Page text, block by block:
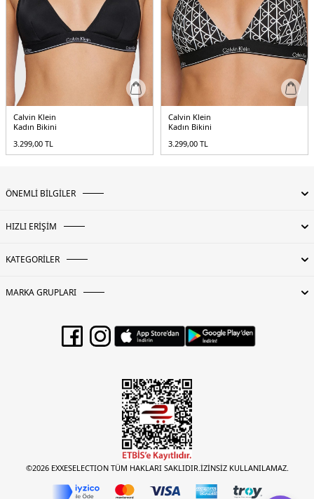
Calvin Klein
Kadın Bikini
3.299,00 TL
Calvin Klein
Kadın Bikini
3.299,00 TL
ÖNEMLİ BİLGİLER
HIZLI ERİŞİM
KATEGORİLER
MARKA GRUPLARI
©2026 EXXESELECTION TÜM HAKLARI SAKLIDIR.İZİNSİZ KULLANILAMAZ.